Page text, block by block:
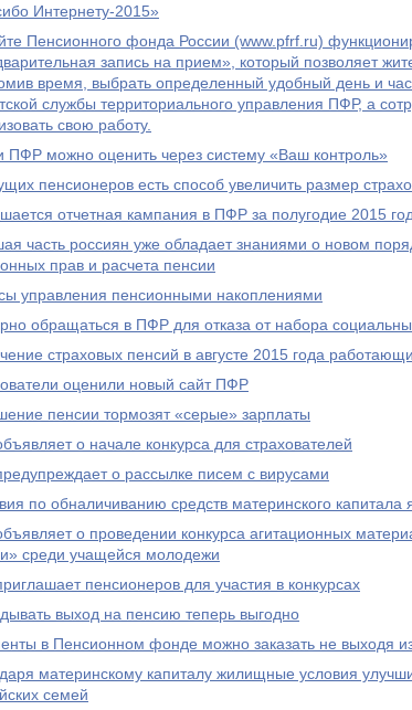
Интернету-2015»
Пенсионного фонда России (www.pfrf.ru)
запись на прием», который позволяет
время, выбрать определенный удобный день и
службы территориального управления ПФР, а
свою работу.
ПФР можно оценить через систему «Ваш контроль»
пенсионеров есть способ увеличить размер
отчетная кампания в ПФР за полугодие 2015
часть россиян уже обладает знаниями о новом
прав и расчета пенсии
управления пенсионными накоплениями
обращаться в ПФР для отказа от набора
страховых пенсий в августе 2015 года
оценили новый сайт ПФР
пенсии тормозят «серые» зарплаты
о начале конкурса для страхователей
о рассылке писем с вирусами
по обналичиванию средств материнского
о проведении конкурса агитационных
среди учащейся молодежи
пенсионеров для участия в конкурсах
выход на пенсию теперь выгодно
в Пенсионном фонде можно заказать не выходя
материнскому капиталу жилищные условия
семей